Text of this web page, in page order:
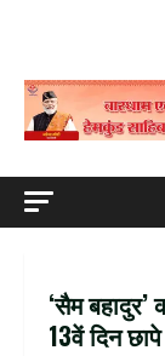
‘सैम
13वें दिन